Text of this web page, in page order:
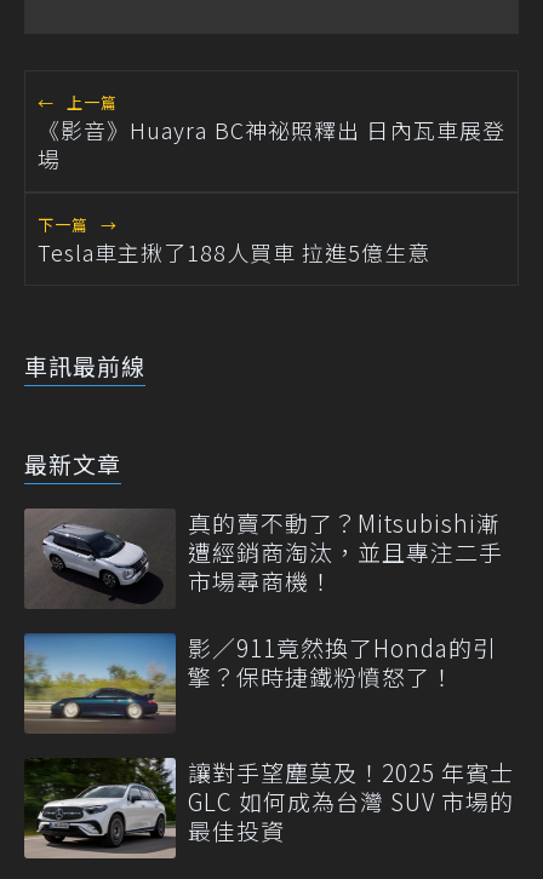
← 上一篇
《影音》Huayra BC神祕照釋出 日內瓦車展登
場
下一篇 →
Tesla車主揪了188人買車 拉進5億生意
車訊最前線
最新文章
真的賣不動了？Mitsubishi漸
遭經銷商淘汰，並且專注二手
市場尋商機！
影／911竟然換了Honda的引
擎？保時捷鐵粉憤怒了！
讓對手望塵莫及！2025 年賓士
GLC 如何成為台灣 SUV 市場的
最佳投資